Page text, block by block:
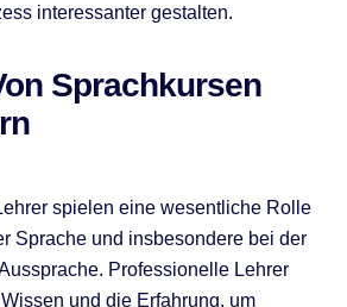
interessanter gestalten.
Sprachkursen
spielen eine wesentliche Rolle
Sprache und insbesondere bei der
Professionelle Lehrer
und die Erfahrung, um